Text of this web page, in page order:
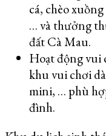
cá, chèo
… và thưởng
đất Cà Mau.
Hoạt động vui
khu vui chơi
mini, … phù
đình.